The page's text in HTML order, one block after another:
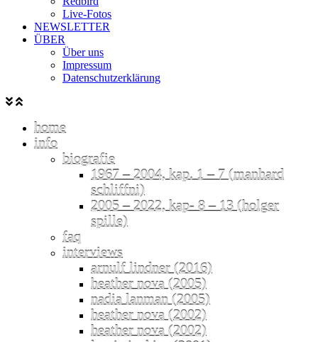
Live-Fotos
NEWSLETTER
ÜBER
Über uns
Impressum
Datenschutzerklärung
home
info
biografie
1967 – 2004, kap. 1 – 7 (manhard
schliffni)
2005 – 2022, kap- 8 – 13 (holger
spille)
faq
interviews
arnulf lindner (2016)
heather nova (2005)
nadia lanman (2005)
heather nova (2002)
heather nova (2002)